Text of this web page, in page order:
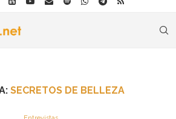
SECRETOS DE BELLEZA